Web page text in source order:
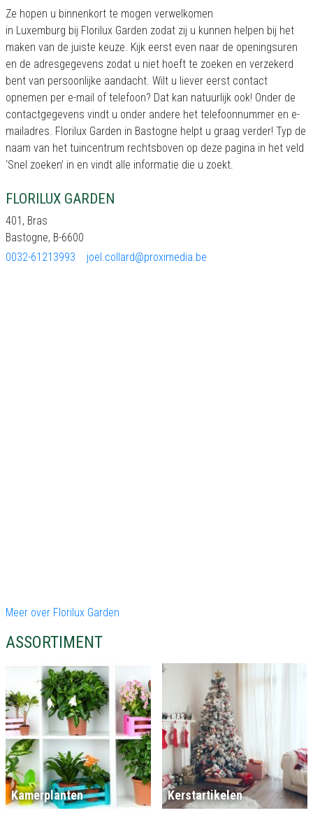
Ze hopen u binnenkort te mogen verwelkomen
in Luxemburg bij Florilux Garden zodat zij u kunnen helpen bij het
maken van de juiste keuze. Kijk eerst even naar de openingsuren
en de adresgegevens zodat u niet hoeft te zoeken en verzekerd
bent van persoonlijke aandacht. Wilt u liever eerst contact
opnemen per e-mail of telefoon? Dat kan natuurlijk ook! Onder de
contactgegevens vindt u onder andere het telefoonnummer en e-
mailadres. Florilux Garden in Bastogne helpt u graag verder! Typ de
naam van het tuincentrum rechtsboven op deze pagina in het veld
‘Snel zoeken’ in en vindt alle informatie die u zoekt.
FLORILUX GARDEN
401, Bras
Bastogne, B-6600
0032-61213993
joel.collard@proximedia.be
Meer over Florilux Garden
ASSORTIMENT
Kamerplanten Kerstartikelen